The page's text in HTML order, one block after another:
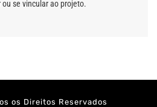
se vincular ao projeto.
os Direitos Reservados